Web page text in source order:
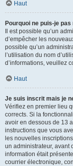
Haut
Pourquoi ne puis-je pas
Il est possible qu’un
d’empêcher les
possible qu’un
l’utilisation du nom
d’informations, veuillez
Haut
Je suis inscrit mais je
Vérifiez en premier lieu
corrects. Si la
avoir en dessous de 13
instructions que vous
les nouvelles
un administrateur, avant
information était
courrier électronique,